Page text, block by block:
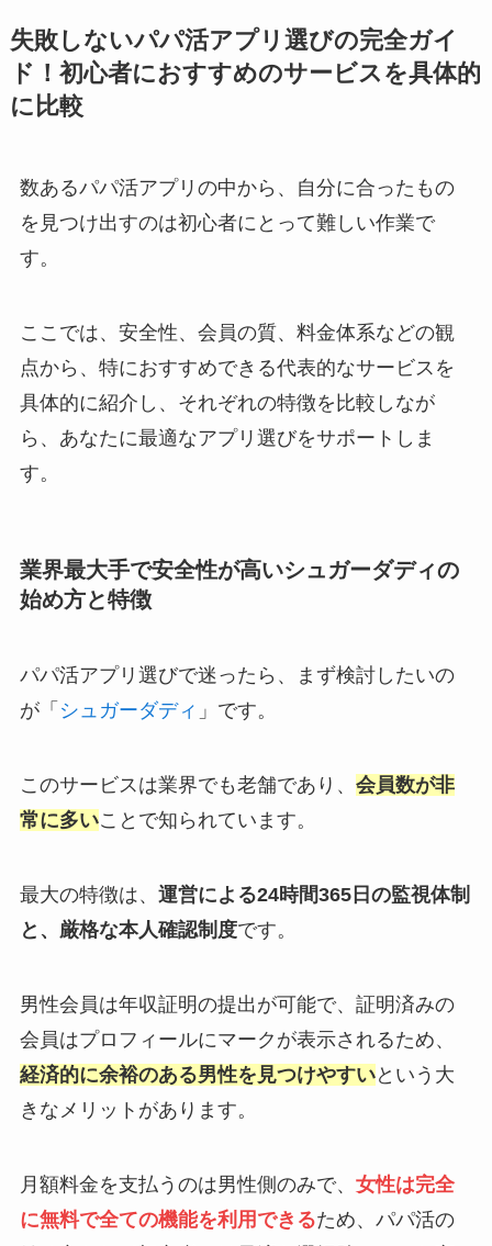
失敗しないパパ活アプリ選びの完全ガイ
ド！初心者におすすめのサービスを具体的
に比較
数あるパパ活アプリの中から、自分に合ったもの
を見つけ出すのは初心者にとって難しい作業で
す。
ここでは、安全性、会員の質、料金体系などの観
点から、特におすすめできる代表的なサービスを
具体的に紹介し、それぞれの特徴を比較しなが
ら、あなたに最適なアプリ選びをサポートしま
す。
業界最大手で安全性が高いシュガーダディの
始め方と特徴
パパ活アプリ選びで迷ったら、まず検討したいの
が「 シュガーダディ 」です。
このサービスは業界でも老舗であり、 会員数が非
常に多いことで知られています。
最大の特徴は、 運営による24時間365日の監視体制
と、厳格な本人確認制度です。
男性会員は年収証明の提出が可能で、証明済みの
会員はプロフィールにマークが表示されるため、
経済的に余裕のある男性を見つけやすいという大
きなメリットがあります。
月額料金を支払うのは男性側のみで、 女性は完全
に無料で全ての機能を利用できるため、パパ活の